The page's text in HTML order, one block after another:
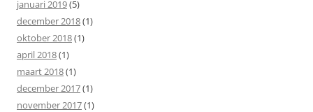
januari 2019(5)
december 2018(1)
oktober 2018(1)
april 2018(1)
maart 2018(1)
december 2017(1)
november 2017(1)